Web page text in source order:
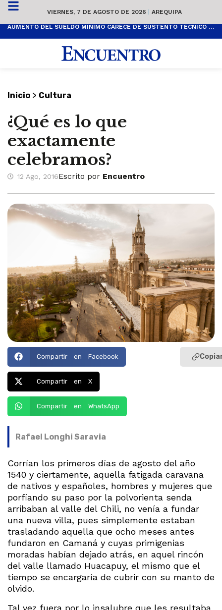
VIERNES, 7 DE AGOSTO DE 2026 | AREQUIPA
AUMENTO DEL SUELDO MÍNIMO CARECE DE SUSTENTO TÉCNICO Y ES POPULISTA
Inicio > Cultura
¿Qué es lo que
exactamente
celebramos?
12 Ago, 2016Escrito por Encuentro
Compartir en Facebook
Compartir en X
Compartir en WhatsApp
Rafael Longhi Saravia
Corrían los primeros días de agosto del año
1540 y ciertamente, aquella fatigada caravana
de nativos y españoles, hombres y mujeres que
porfiando su paso por la polvorienta senda
arribaban al valle del Chili, no venía a fundar
una nueva villa, pues simplemente estaban
trasladando aquella que ocho meses antes
fundaron en Camaná y cuyas primigenias
moradas habían dejado atrás, en aquel rincón
del valle llamado Huacapuy, el mismo que el
tiempo se encargaría de cubrir con su manto de
olvido.
Tal vez fuera por lo insalubre que les resultaba